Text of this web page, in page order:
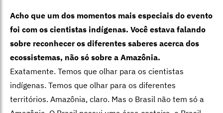
Acho que um dos momentos mais especiais do evento
foi com os cientistas indígenas. Você estava falando
sobre reconhecer os diferentes saberes acerca dos
ecossistemas, não só sobre a Amazônia.
Exatamente. Temos que olhar para os cientistas
indígenas. Temos que olhar para os diferentes
territórios. Amazônia, claro. Mas o Brasil não tem só a